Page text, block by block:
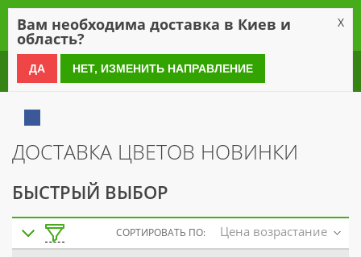
0 800 21 54 55
ДОСТАВКА ЦВЕТОВ НОВИНКИ
БЫСТРЫЙ ВЫБОР
СОРТИРОВАТЬ ПО: Цена возрастание
Вам необходима доставка в Киев и
область?
X
ДА НЕТ, ИЗМЕНИТЬ НАПРАВЛЕНИЕ